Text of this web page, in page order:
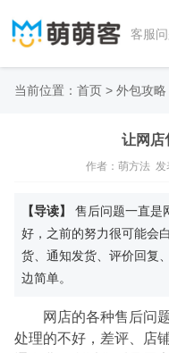
客服
当前位置： 首页 > 外包攻略
让网店
作者：萌方法
【导读】
售后问题一直是
好，之前的努力很可能会
货、通知发货、评价回复
边简单。
网店的各种售后问
处理的不好，差评、店